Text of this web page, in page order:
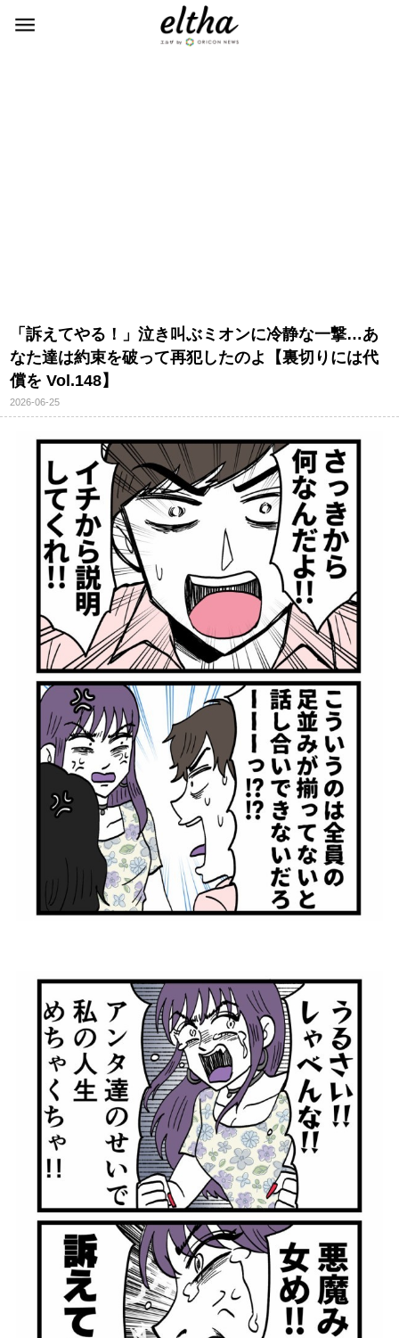
「訴えてやる！」泣き叫ぶミオンに冷静な一撃…あ
なた達は約束を破って再犯したのよ【裏切りには代
償を Vol.148】
2026-06-25